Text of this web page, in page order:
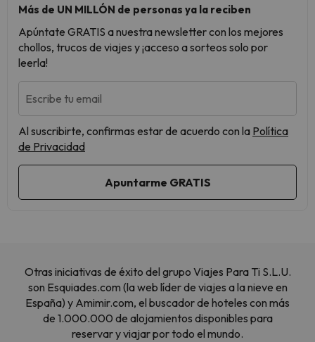
Más de UN MILLÓN de personas ya la reciben
Apúntate GRATIS a nuestra newsletter con los mejores
chollos, trucos de viajes y ¡acceso a sorteos solo por
leerla!
Escribe tu email
Al suscribirte, confirmas estar de acuerdo con la Política
de Privacidad
Otras iniciativas de éxito del grupo Viajes Para Ti S.L.U.
son Esquiades.com (la web líder de viajes a la nieve en
España) y Amimir.com, el buscador de hoteles con más
de 1.000.000 de alojamientos disponibles para
reservar y viajar por todo el mundo.